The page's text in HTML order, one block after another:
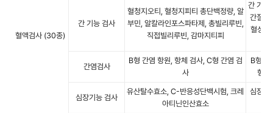
혈액검사 (30종)
간 기능 검사
혈청지오티, 혈청지피티 총단백정량, 알
부민, 알칼라인포스파타제, 총빌리루빈,
직접빌리루빈, 감마지티피
간 기능
간질환
혈성질
간염검사
B형 간염 항원, 항체 검사, C형 간염 검
사
B형 간
형성
심장기능 검사
유산탈수효소, C-반응성단백시험, 크레
아티닌인산효소
심장